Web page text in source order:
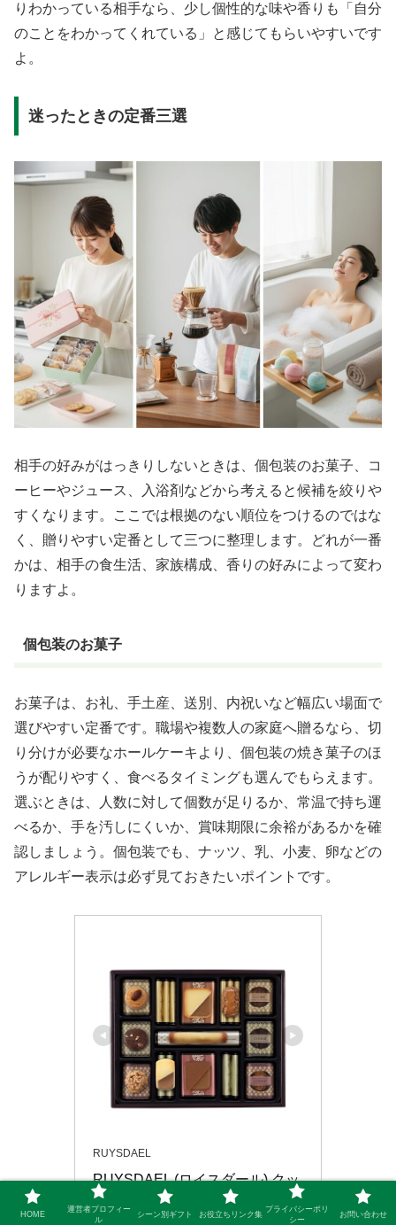
りわかっている相手なら、少し個性的な味や香りも「自分
のことをわかってくれている」と感じてもらいやすいです
よ。
迷ったときの定番三選
相手の好みがはっきりしないときは、個包装のお菓子、コ
ーヒーやジュース、入浴剤などから考えると候補を絞りや
すくなります。ここでは根拠のない順位をつけるのではな
く、贈りやすい定番として三つに整理します。どれが一番
かは、相手の食生活、家族構成、香りの好みによって変わ
りますよ。
個包装のお菓子
お菓子は、お礼、手土産、送別、内祝いなど幅広い場面で
選びやすい定番です。職場や複数人の家庭へ贈るなら、切
り分けが必要なホールケーキより、個包装の焼き菓子のほ
うが配りやすく、食べるタイミングも選んでもらえます。
選ぶときは、人数に対して個数が足りるか、常温で持ち運
べるか、手を汚しにくいか、賞味期限に余裕があるかを確
認しましょう。個包装でも、ナッツ、乳、小麦、卵などの
アレルギー表示は必ず見ておきたいポイントです。
RUYSDAEL
RUYSDAEL (ロイスダール) クッ
キー8種類42枚 お歳暮 クリスマ
HOME
運営者プロフィー
ル
シーン別ギフト お役立ちリンク集
プライバシーポリ
シー
お問い合わせ